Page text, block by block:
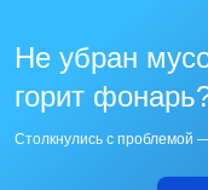
Не убран
горит
Столкнулись с проблемой